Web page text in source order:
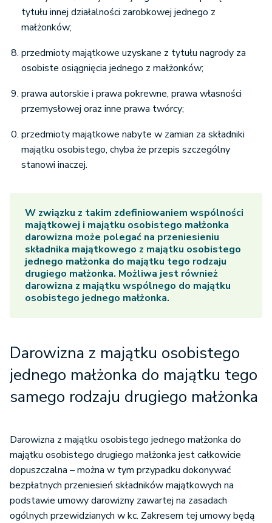
tytułu innej działalności zarobkowej jednego z
małżonków;
przedmioty majątkowe uzyskane z tytułu nagrody za
osobiste osiągnięcia jednego z małżonków;
prawa autorskie i prawa pokrewne, prawa własności
przemysłowej oraz inne prawa twórcy;
przedmioty majątkowe nabyte w zamian za składniki
majątku osobistego, chyba że przepis szczególny
stanowi inaczej.
W związku z takim zdefiniowaniem wspólności
majątkowej i majątku osobistego małżonka
darowizna może polegać na przeniesieniu
składnika majątkowego z majątku osobistego
jednego małżonka do majątku tego rodzaju
drugiego małżonka. Możliwa jest również
darowizna z majątku wspólnego do majątku
osobistego jednego małżonka.
Darowizna z majątku osobistego
jednego małżonka do majątku tego
samego rodzaju drugiego małżonka
Darowizna z majątku osobistego jednego małżonka do
majątku osobistego drugiego małżonka jest całkowicie
dopuszczalna – można w tym przypadku dokonywać
bezpłatnych przeniesień składników majątkowych na
podstawie umowy darowizny zawartej na zasadach
ogólnych przewidzianych w kc. Zakresem tej umowy będą